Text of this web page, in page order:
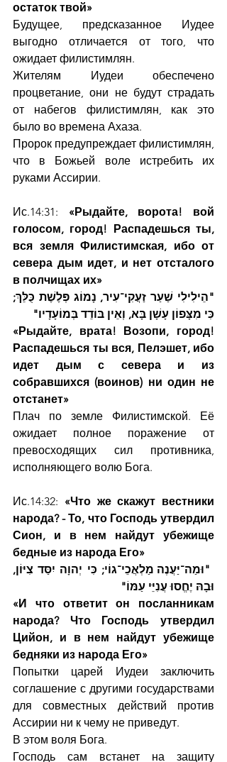
остаток твой»
Будущее, предсказанное Иудее
выгодно отличается от того, что
ожидает филистимлян.
Жителям Иудеи обеспечено
процветание, они не будут страдать
от набегов филистимлян, как это
было во времена Ахаза.
Пророк предупреждает филистимлян,
что в Божьей воле истребить их
руками Ассирии.
Ис.14:31: «Рыдайте, ворота! вой
голосом, город! Распадешься ты,
вся земля Филистимская, ибо от
севера дым идет, и нет отсталого
в полчищах их»
כִּי מִצָּפוֹן עָשָׁן בָּא, וְאֵין בּוֹדֵד בְּמוֹעָדָיו"
«Рыдайте, врата! Возопи, город!
Распадешься ты вся, Пелэшет, ибо
идет дым с севера и из
собравшихся (воинов) ни один не
отстанет»
Плач по земле Филистимской. Её
ожидает полное поражение от
превосходящих сил противника,
исполняющего волю Бога.
Ис.14:32: «Что же скажут вестники
народа? - То, что Господь утвердил
Сион, и в нем найдут убежище
бедные из народа Его»
וּבָהּ יֶחֱסוּ עֲנִיֵּי עַמּוֹ"
«И что ответит он посланникам
народа? Что Господь утвердил
Цийон, и в нем найдут убежище
бедняки из народа Его»
Попытки царей Иудеи заключить
соглашение с другими государствами
для совместных действий против
Ассирии ни к чему не приведут.
В этом воля Бога.
Господь сам встанет на защиту